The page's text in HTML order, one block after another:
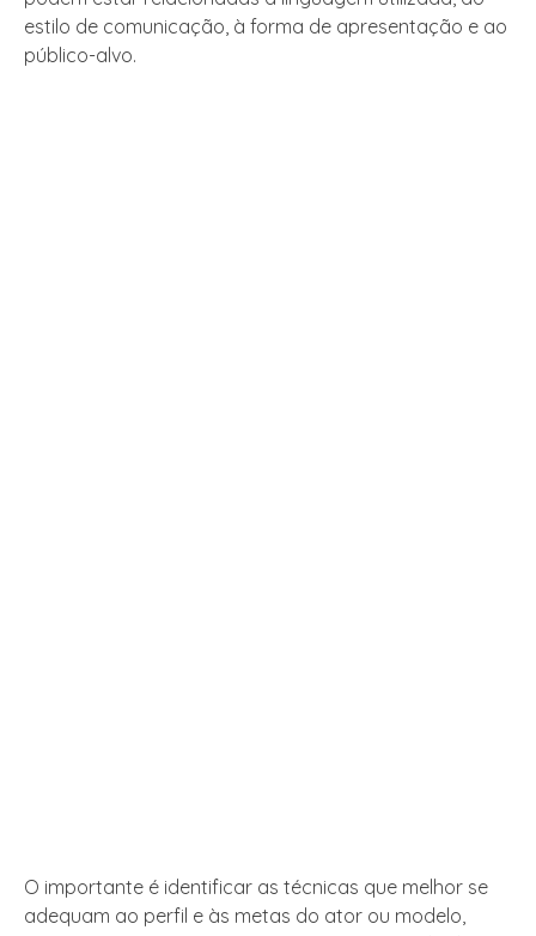
estilo de comunicação, à forma de apresentação e ao
público-alvo.
O importante é identificar as técnicas que melhor se
adequam ao perfil e às metas do ator ou modelo,